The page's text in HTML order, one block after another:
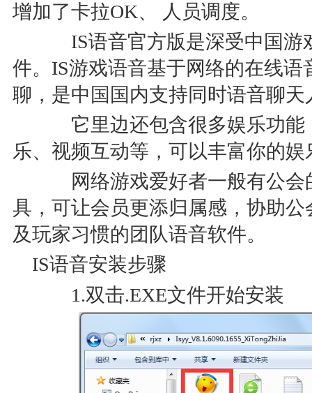
增加了卡拉OK、 人员调度。
IS语音官方版是深受中国游
件。IS游戏语音基于网络的在线
聊，是中国国内支持同时语音聊
它里边还包含很多娱乐功能
乐、视频互动等，可以丰富你的娱
网络游戏爱好者一般有公会
具，可让会员更添归属感，协助
及玩家习惯的团队语音软件。
IS语音安装步骤
1.双击.EXE文件开始安装